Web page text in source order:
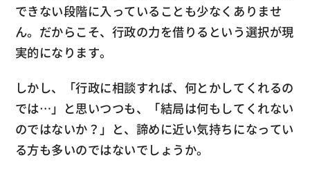
できない段階に入っていることも少なくありませ
ん。だからこそ、行政の力を借りるという選択が現
実的になります。
しかし、「行政に相談すれば、何とかしてくれるの
では…」と思いつつも、「結局は何もしてくれない
のではないか？」と、諦めに近い気持ちになってい
る方も多いのではないでしょうか。